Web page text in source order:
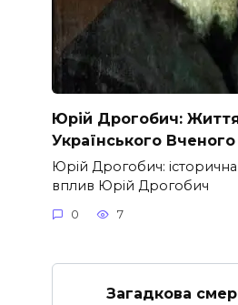
Юрій Дрогобич:
Українського
Юрій Дрогобич: історична
вплив Юрій Дрогобич
0 7
Загадкова